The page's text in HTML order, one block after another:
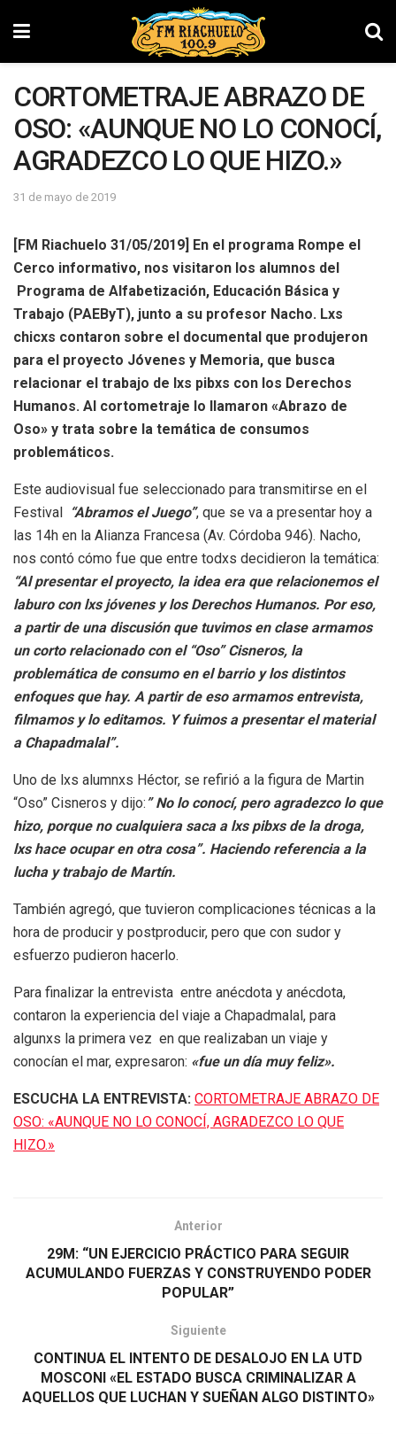
CORTOMETRAJE ABRAZO DE
OSO: «AUNQUE NO LO CONOCÍ,
AGRADEZCO LO QUE HIZO.»
31 de mayo de 2019
[FM Riachuelo 31/05/2019] En el programa Rompe el
Cerco informativo, nos visitaron los alumnos del
Programa de Alfabetización, Educación Básica y
Trabajo (PAEByT), junto a su profesor Nacho. Lxs
chicxs contaron sobre el documental que produjeron
para el proyecto Jóvenes y Memoria, que busca
relacionar el trabajo de lxs pibxs con los Derechos
Humanos. Al cortometraje lo llamaron «Abrazo de
Oso» y trata sobre la temática de consumos
problemáticos.
Este audiovisual fue seleccionado para transmitirse en el
Festival “Abramos el Juego”, que se va a presentar hoy a
las 14h en la Alianza Francesa (Av. Córdoba 946). Nacho,
nos contó cómo fue que entre todxs decidieron la temática:
“Al presentar el proyecto, la idea era que relacionemos el
laburo con lxs jóvenes y los Derechos Humanos. Por eso,
a partir de una discusión que tuvimos en clase armamos
un corto relacionado con el “Oso” Cisneros, la
problemática de consumo en el barrio y los distintos
enfoques que hay. A partir de eso armamos entrevista,
filmamos y lo editamos. Y fuimos a presentar el material
a Chapadmalal”.
Uno de lxs alumnxs Héctor, se refirió a la figura de Martin
“Oso” Cisneros y dijo: ” No lo conocí, pero agradezco lo que
hizo, porque no cualquiera saca a lxs pibxs de la droga,
lxs hace ocupar en otra cosa”. Haciendo referencia a la
lucha y trabajo de Martín.
También agregó, que tuvieron complicaciones técnicas a la
hora de producir y postproducir, pero que con sudor y
esfuerzo pudieron hacerlo.
Para finalizar la entrevista entre anécdota y anécdota,
contaron la experiencia del viaje a Chapadmalal, para
algunxs la primera vez en que realizaban un viaje y
conocían el mar, expresaron: «fue un día muy feliz».
ESCUCHA LA ENTREVISTA: CORTOMETRAJE ABRAZO DE
OSO: «AUNQUE NO LO CONOCÍ, AGRADEZCO LO QUE
HIZO.»
Anterior
29M: “UN EJERCICIO PRÁCTICO PARA SEGUIR
ACUMULANDO FUERZAS Y CONSTRUYENDO PODER
POPULAR”
Siguiente
CONTINUA EL INTENTO DE DESALOJO EN LA UTD
MOSCONI «EL ESTADO BUSCA CRIMINALIZAR A
AQUELLOS QUE LUCHAN Y SUEÑAN ALGO DISTINTO»